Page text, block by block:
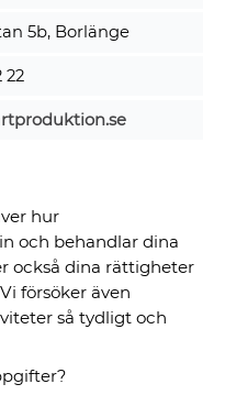
5b, Borlänge
22
hur
och behandlar dina
också dina rättigheter
försöker även
så tydligt och